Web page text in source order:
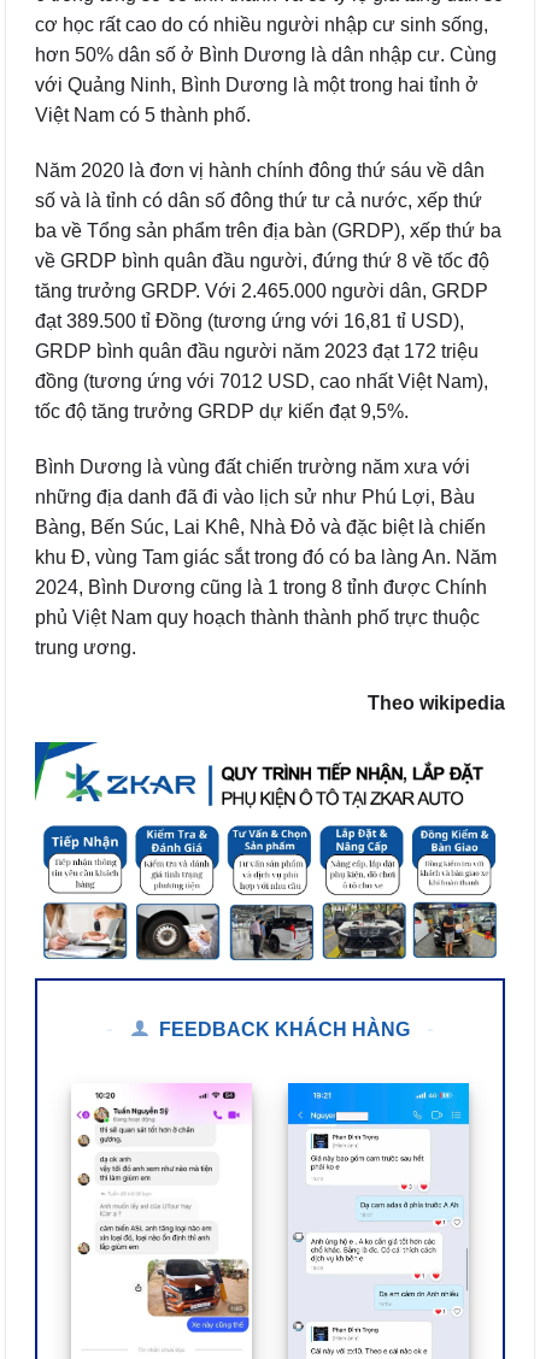
cơ học rất cao do có nhiều người nhập cư sinh sống,
hơn 50% dân số ở Bình Dương là dân nhập cư. Cùng
với Quảng Ninh, Bình Dương là một trong hai tỉnh ở
Việt Nam có 5 thành phố.
Năm 2020 là đơn vị hành chính đông thứ sáu về dân
số và là tỉnh có dân số đông thứ tư cả nước, xếp thứ
ba về Tổng sản phẩm trên địa bàn (GRDP), xếp thứ ba
về GRDP bình quân đầu người, đứng thứ 8 về tốc độ
tăng trưởng GRDP. Với 2.465.000 người dân, GRDP
đạt 389.500 tỉ Đồng (tương ứng với 16,81 tỉ USD),
GRDP bình quân đầu người năm 2023 đạt 172 triệu
đồng (tương ứng với 7012 USD, cao nhất Việt Nam),
tốc độ tăng trưởng GRDP dự kiến đạt 9,5%.
Bình Dương là vùng đất chiến trường năm xưa với
những địa danh đã đi vào lịch sử như Phú Lợi, Bàu
Bàng, Bến Súc, Lai Khê, Nhà Đỏ và đặc biệt là chiến
khu Đ, vùng Tam giác sắt trong đó có ba làng An. Năm
2024, Bình Dương cũng là 1 trong 8 tỉnh được Chính
phủ Việt Nam quy hoạch thành thành phố trực thuộc
trung ương.
Theo wikipedia
FEEDBACK KHÁCH HÀNG